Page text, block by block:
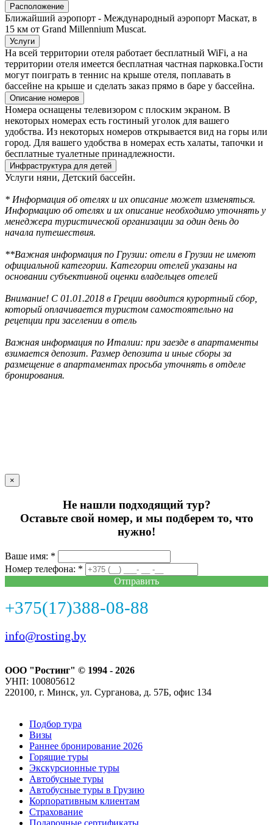
Расположение
Ближайший аэропорт - Международный аэропорт Маскат, в
15 км от Grand Millennium Muscat.
Услуги
На всей территории отеля работает бесплатный WiFi, а на
территории отеля имеется бесплатная частная парковка.Гости
могут поиграть в теннис на крыше отеля, поплавать в
бассейне на крыше и сделать заказ прямо в баре у бассейна.
Описание номеров
Номера оснащены телевизором с плоским экраном. В
некоторых номерах есть гостиный уголок для вашего
удобства. Из некоторых номеров открывается вид на горы или
город. Для вашего удобства в номерах есть халаты, тапочки и
бесплатные туалетные принадлежности.
Инфраструктура для детей
Услуги няни, Детский бассейн.
* Информация об отелях и их описание может изменяться.
Информацию об отелях и их описание необходимо уточнять у
менеджера туристической организации за один день до
начала путешествия.
**Важная информация по Грузии: отели в Грузии не имеют
официальной категории. Категории отелей указаны на
основании субъективной оценки владельцев отелей
Внимание! С 01.01.2018 в Греции вводится курортный сбор,
который оплачивается туристом самостоятельно на
рецепции при заселении в отель
Важная информация по Италии: при заезде в апартаменты
взимается депозит. Размер депозита и иные сборы за
размещение в апартаментах просьба уточнять в отделе
бронирования.
×
Не нашли подходящий тур?
Оставьте свой номер, и мы подберем то, что
нужно!
Ваше имя: *
Номер телефона: *
Отправить
+375(17)388-08-88
info@rosting.by
ООО "Ростинг" © 1994 - 2026
УНП: 100805612
220100, г. Минск, ул. Сурганова, д. 57Б, офис 134
Подбор тура
Визы
Раннее бронирование 2026
Горящие туры
Экскурсионные туры
Автобусные туры
Автобусные туры в Грузию
Корпоративным клиентам
Страхование
Подарочные сертификаты